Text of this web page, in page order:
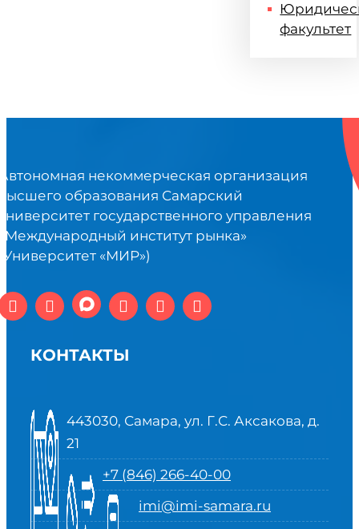
факультет
некоммерческая организация
образования Самарский
государственного управления
институт рынка»
«МИР»)
КОНТАКТЫ
443030, Самара, ул. Г.С. Аксакова, д.
21
+7 (846) 266-40-00
imi@imi-samara.ru